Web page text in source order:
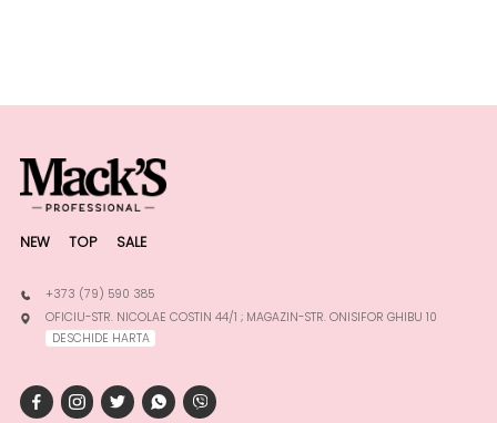
NEW TOP SALE
+373 (79) 590 385
OFICIU-STR. NICOLAE COSTIN 44/1 ; MAGAZIN-STR. ONISIFOR GHIBU 10
DESCHIDE HARTA